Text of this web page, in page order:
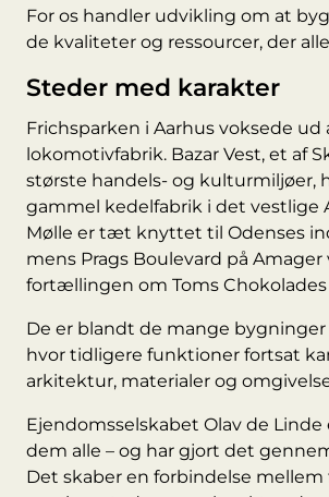
For os handler udvikling om at
de kvaliteter og ressourcer, der
Steder med karakter
Frichsparken i Aarhus voksede ud
lokomotivfabrik. Bazar Vest, et af
største handels- og kulturmiljøer,
gammel kedelfabrik i det vestlige
Mølle er tæt knyttet til Odenses
mens Prags Boulevard på
fortællingen om Toms Chokolades
De er blandt de mange
hvor tidligere funktioner fortsat
arkitektur, materialer og
Ejendomsselskabet Olav de Linde
dem alle – og har gjort det
Det skaber en forbindelse